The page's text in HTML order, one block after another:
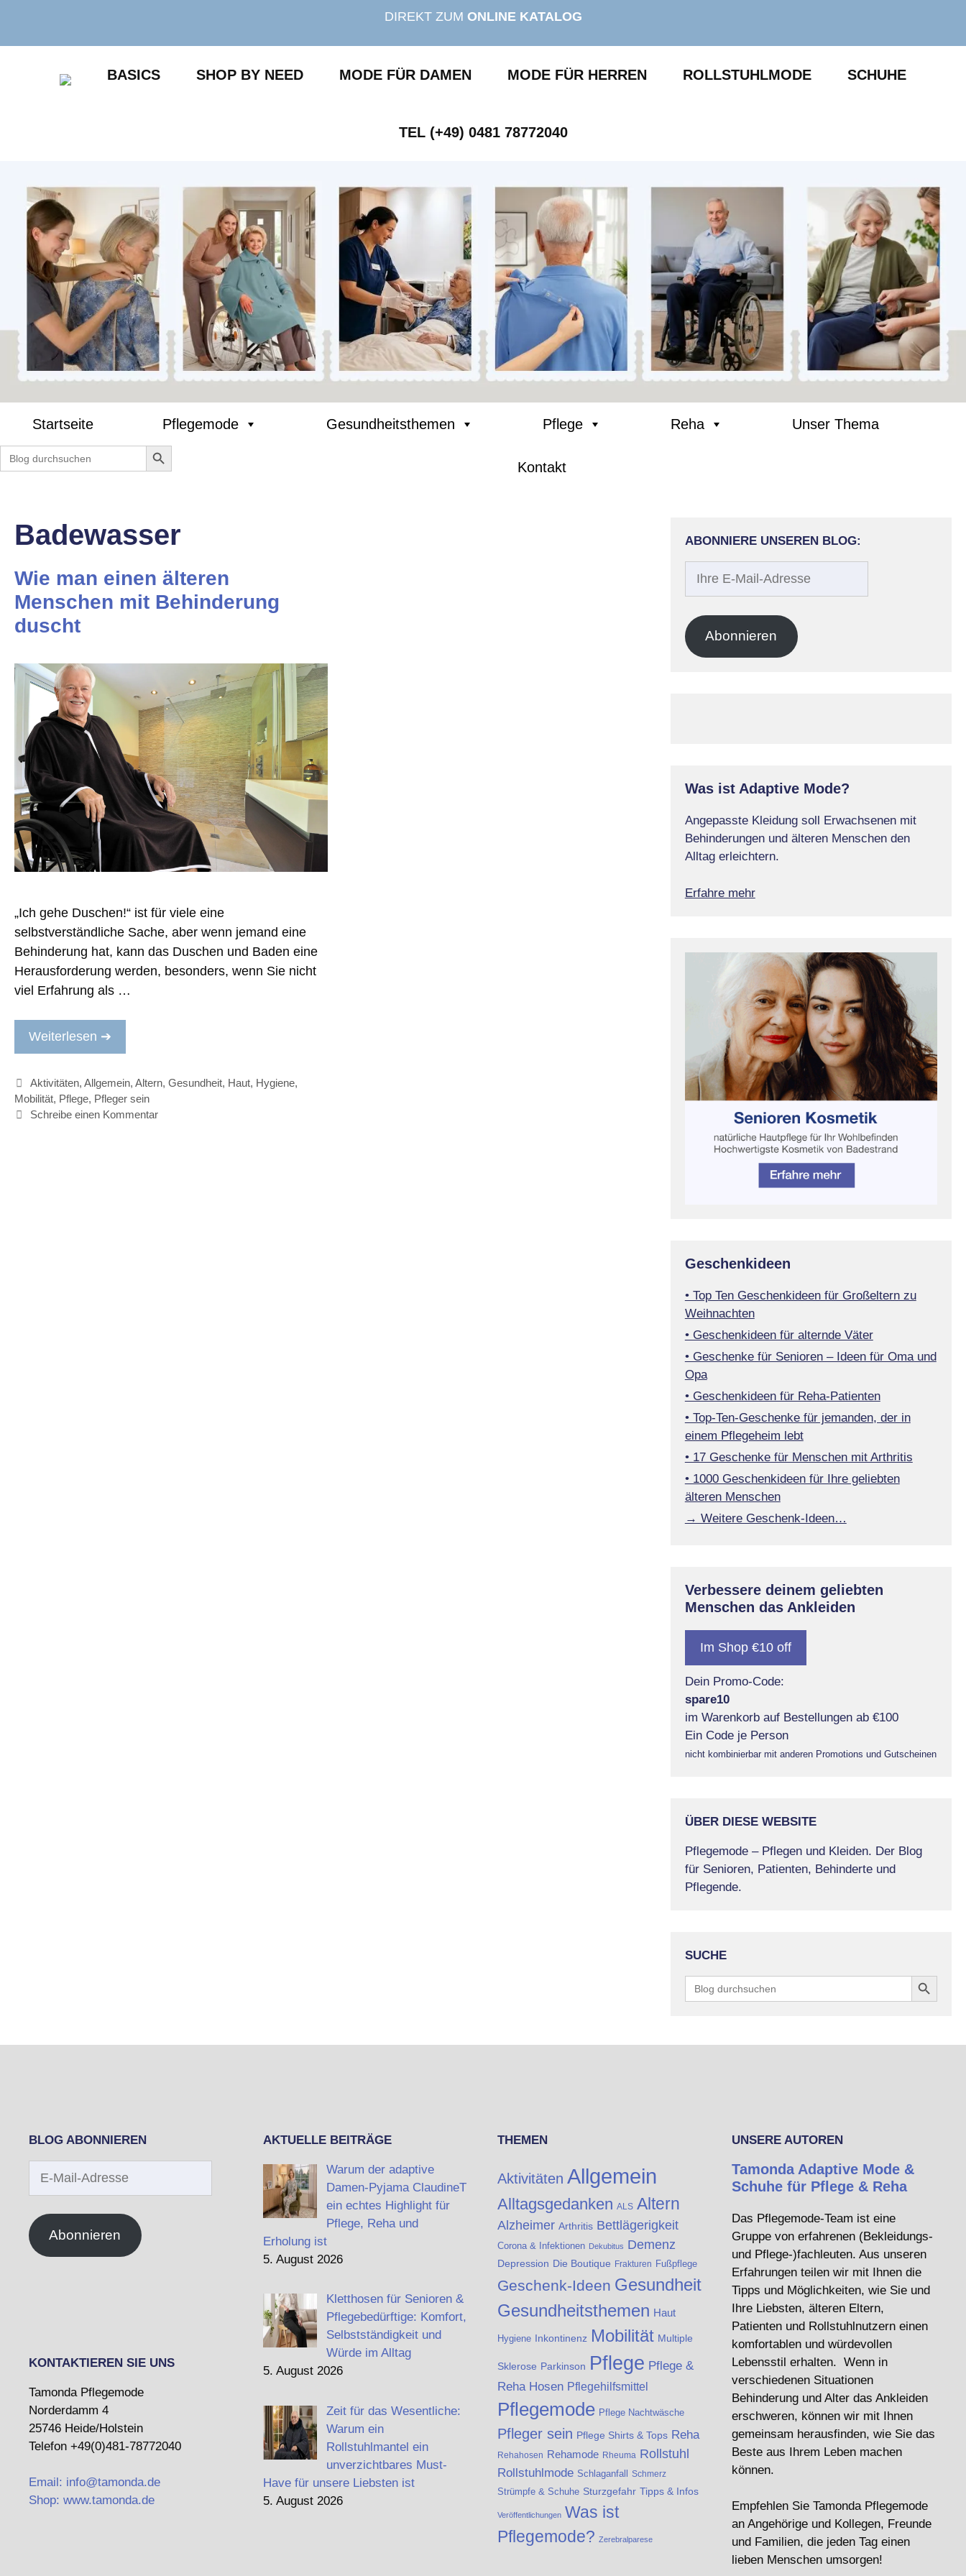
springen
DIREKT ZUM ONLINE KATALOG
BASICS SHOP BY NEED MODE FÜR DAMEN MODE FÜR HERREN ROLLSTUHLMODE SCHUHE
TEL (+49) 0481 78772040
Startseite Pflegemode Gesundheitsthemen Pflege Reha Unser Thema
Kontakt
Search
for:
Search Button
Badewasser
Wie man einen älteren
Menschen mit Behinderung
duscht
„Ich gehe Duschen!“ ist für viele eine
selbstverständliche Sache, aber wenn jemand eine
Behinderung hat, kann das Duschen und Baden eine
Herausforderung werden, besonders, wenn Sie nicht
viel Erfahrung als …
Weiterlesen ➔
Kategorien
Aktivitäten,Allgemein,Altern,Gesundheit, Haut, Hygiene,
Mobilität, Pflege, Pfleger sein
Schreibe einen Kommentar
ABONNIERE UNSEREN BLOG:
Adresse
Abonnieren
Was ist Adaptive Mode?
Angepasste Kleidung soll Erwachsenen mit
Behinderungen und älteren Menschen den
Alltag erleichtern.
Erfahre mehr
Geschenkideen
• Top Ten Geschenkideen für Großeltern zu
Weihnachten
• Geschenkideen für alternde Väter
• Geschenke für Senioren – Ideen für Oma und
Opa
• Geschenkideen für Reha-Patienten
• Top-Ten-Geschenke für jemanden, der in
einem Pflegeheim lebt
• 17 Geschenke für Menschen mit Arthritis
• 1000 Geschenkideen für Ihre geliebten
älteren Menschen
→ Weitere Geschenk-Ideen…
Verbessere deinem geliebten
Menschen das Ankleiden
Im Shop €10 off
Dein Promo-Code:
spare10
im Warenkorb auf Bestellungen ab €100
Ein Code je Person
nicht kombinierbar mit anderen Promotions und Gutscheinen
ÜBER DIESE WEBSITE
Pflegemode – Pflegen und Kleiden. Der Blog
für Senioren, Patienten, Behinderte und
Pflegende.
SUCHE
Search
for:
Search Button
BLOG ABONNIEREN
Mail-
Abonnieren
KONTAKTIEREN SIE UNS
Tamonda Pflegemode
Norderdamm 4
25746 Heide/Holstein
Telefon +49(0)481-78772040
Email: info@tamonda.de
Shop: www.tamonda.de
AKTUELLE BEITRÄGE
Warum der adaptive
Damen-Pyjama ClaudineT
ein echtes Highlight für
Pflege, Reha und
Erholung ist
5. August 2026
Kletthosen für Senioren &
Pflegebedürftige: Komfort,
Selbstständigkeit und
Würde im Alltag
5. August 2026
Zeit für das Wesentliche:
Warum ein
Rollstuhlmantel ein
unverzichtbares Must-
Have für unsere Liebsten ist
5. August 2026
THEMEN
Aktivitäten Allgemein
Alltagsgedanken ALS Altern
Alzheimer Arthritis Bettlägerigkeit
Corona & Infektionen Dekubitus Demenz
Depression Die Boutique Frakturen Fußpflege
Geschenk-Ideen Gesundheit
Gesundheitsthemen Haut
Hygiene Inkontinenz Mobilität Multiple
Sklerose Parkinson Pflege Pflege &
Reha Hosen Pflegehilfsmittel
Pflegemode Pflege Nachtwäsche
Pfleger sein Pflege Shirts & Tops Reha
Rehahosen Rehamode Rheuma Rollstuhl
Rollstuhlmode Schlaganfall Schmerz
Strümpfe & Schuhe Sturzgefahr Tipps & Infos
Veröffentlichungen Was ist
Pflegemode? Zerebralparese
UNSERE AUTOREN
Tamonda Adaptive Mode &
Schuhe für Pflege & Reha
Das Pflegemode-Team ist eine
Gruppe von erfahrenen (Bekleidungs-
und Pflege-)fachleuten. Aus unseren
Erfahrungen teilen wir mit Ihnen die
Tipps und Möglichkeiten, wie Sie und
Ihre Liebsten, älteren Eltern,
Patienten und Rollstuhlnutzern einen
komfortablen und würdevollen
Lebensstil erhalten. Wenn in
verschiedenen Situationen
Behinderung und Alter das Ankleiden
erschweren, können wir mit Ihnen
gemeinsam herausfinden, wie Sie das
Beste aus Ihrem Leben machen
können.
Empfehlen Sie Tamonda Pflegemode
an Angehörige und Kollegen, Freunde
und Familien, die jeden Tag einen
lieben Menschen umsorgen!